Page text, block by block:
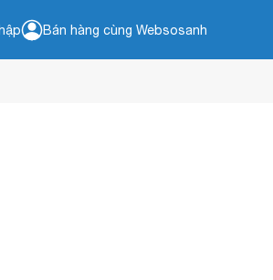
Bán hàng cùng Websosanh